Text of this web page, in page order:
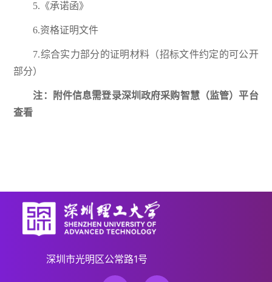
5.《承诺函》
6.资格证明文件
7.综合实力部分的证明材料（招标文件约定的可公开
部分）
注：附件信息需登录深圳政府采购智慧（监管）平台
查看
深圳市光明区公常路1号